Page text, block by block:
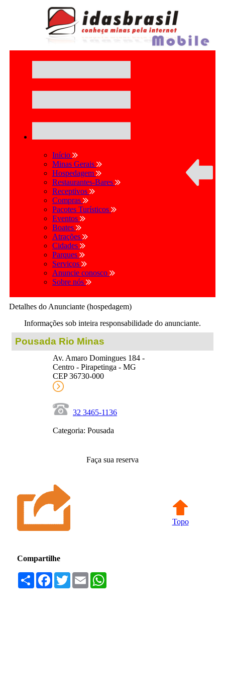
Início
Minas Gerais
Hospedagem
Restaurantes-Bares
Receptivos
Compras
Pacotes Turísticos
Eventos
Boates
Atrações
Cidades
Parques
Serviços
Anuncie conosco
Sobre nós
Detalhes do Anunciante (hospedagem)
Informações sob inteira responsabilidade do anunciante.
Pousada Rio Minas
Av. Amaro Domingues 184 -
Centro - Pirapetinga - MG
CEP 36730-000
32 3465-1136
Categoria: Pousada
Faça sua reserva
Topo
Compartilhe
Compartilhar
Facebook
TwitterEmail